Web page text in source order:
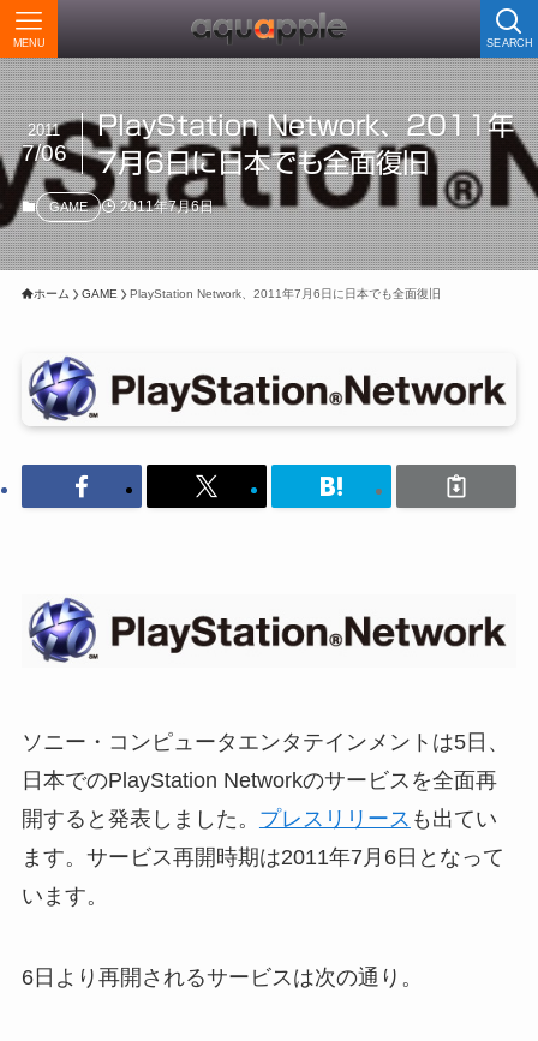
SEARCH
MENU
PlayStation Network、2011年
7月6日に日本でも全面復旧
2011
7/06
GAME 2011年7月6日
ホーム GAME PlayStation Network、2011年7月6日に日本でも全面復旧
ソニー・コンピュータエンタテインメントは5日、
日本でのPlayStation Networkのサービスを全面再
開すると発表しました。 プレスリリース も出てい
ます。サービス再開時期は2011年7月6日となって
います。
6日より再開されるサービスは次の通り。